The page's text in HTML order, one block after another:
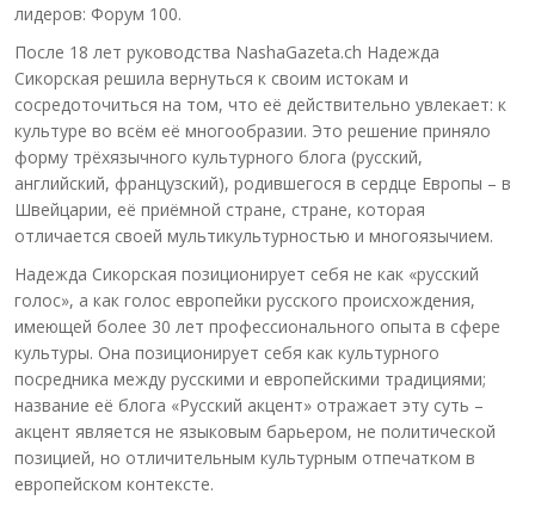
лидеров: Форум 100.
После 18 лет руководства NashaGazeta.ch Надежда
Сикорская решила вернуться к своим истокам и
сосредоточиться на том, что её действительно увлекает: к
культуре во всём её многообразии. Это решение приняло
форму трёхязычного культурного блога (русский,
английский, французский), родившегося в сердце Европы – в
Швейцарии, её приёмной стране, стране, которая
отличается своей мультикультурностью и многоязычием.
Надежда Сикорская позиционирует себя не как «русский
голос», а как голос европейки русского происхождения,
имеющей более 30 лет профессионального опыта в сфере
культуры. Она позиционирует себя как культурного
посредника между русскими и европейскими традициями;
название её блога «Русский акцент» отражает эту суть –
акцент является не языковым барьером, не политической
позицией, но отличительным культурным отпечатком в
европейском контексте.